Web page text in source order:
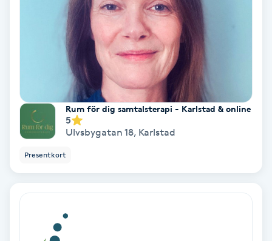
Gellack Rum för dig samtalsterapi - Karlstad & online
5
Ulvsbygatan 18, Karlstad
Presentkort